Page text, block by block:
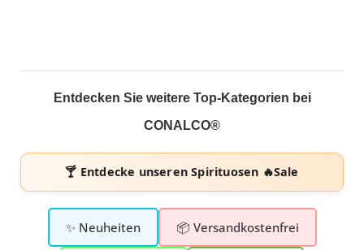
Entdecken Sie weitere Top-Kategorien bei
CONALCO®
🍸 Entdecke unserenSpirituosen 🔥Sale
✨ Neuheiten 📦 Versandkostenfrei